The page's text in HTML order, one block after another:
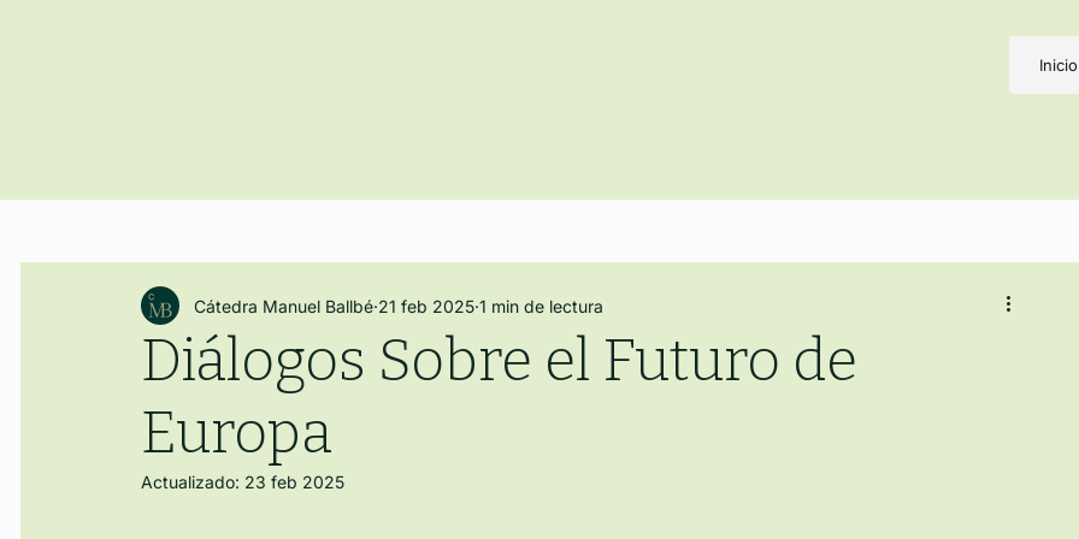
Inicio
Diálogos Sobre el Futuro de
Europa
Cátedra Manuel Ballbé 21 feb 2025 1 min de lectura
Actualizado: 23 feb 2025